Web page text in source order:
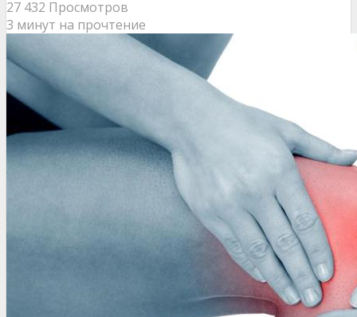
27 432 Просмотров
3 минут на прочтение